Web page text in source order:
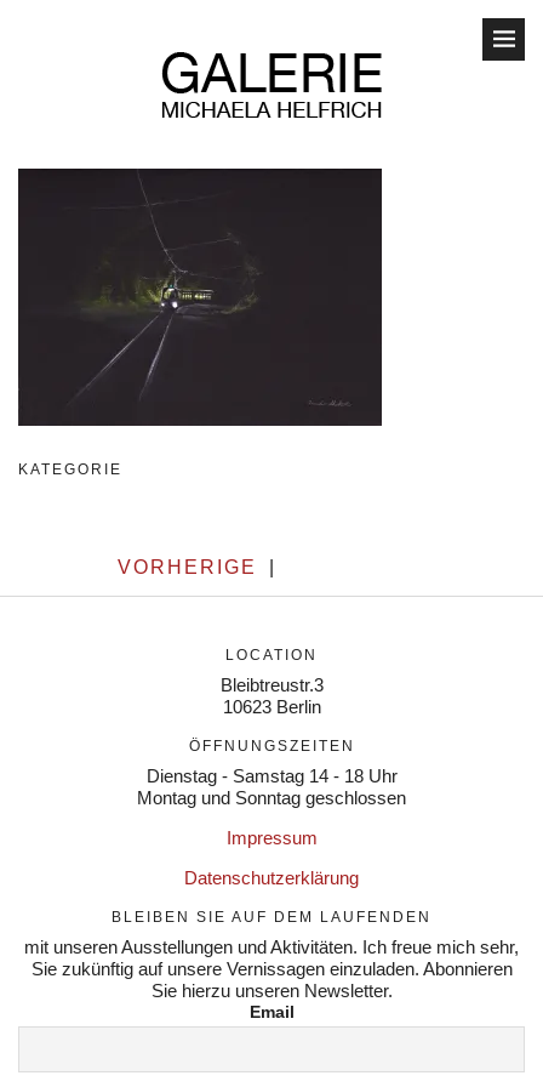
KATEGORIE
VORHERIGE
LOCATION
Bleibtreustr.3
10623 Berlin
ÖFFNUNGSZEITEN
Dienstag - Samstag 14 - 18 Uhr
Montag und Sonntag geschlossen
Impressum
Datenschutzerklärung
BLEIBEN SIE AUF DEM LAUFENDEN
mit unseren Ausstellungen und Aktivitäten. Ich freue mich sehr,
Sie zukünftig auf unsere Vernissagen einzuladen. Abonnieren
Sie hierzu unseren Newsletter.
Email